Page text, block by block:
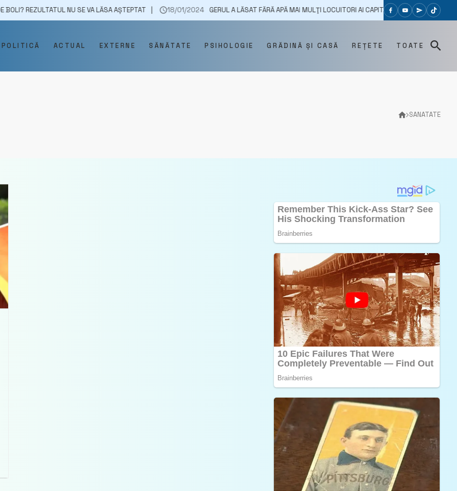
NU SE VA LĂSA AȘTEPTAT 18/01/2024 GERUL A LĂSAT FĂRĂ APĂ MAI MULŢI LOCUITORI AI CAPITALEI. ZECI DE INSTALAŢII DE APĂ
POLITICĂ ACTUAL EXTERNE SĂNĂTATE PSIHOLOGIE GRĂDINĂ ȘI CASĂ REȚETE TOATE
SANATATE